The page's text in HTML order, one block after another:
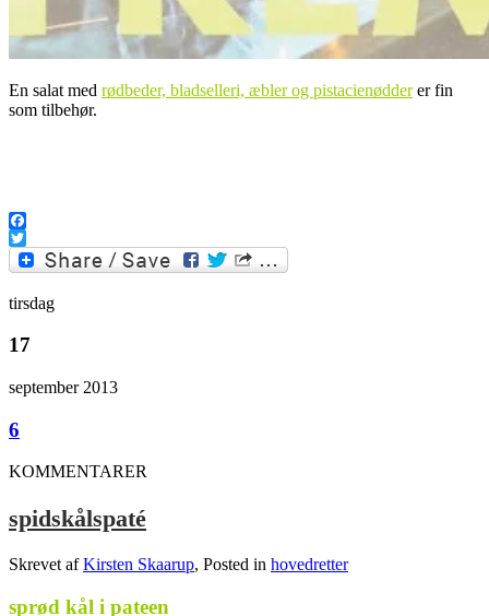
En salat med rødbeder, bladselleri, æbler og pistacienødderer fin
som tilbehør.
Facebook
Twitter
tirsdag
17
september 2013
6
KOMMENTARER
spidskålspaté
Skrevet afKirsten Skaarup, Posted in hovedretter
sprød kål i pateen